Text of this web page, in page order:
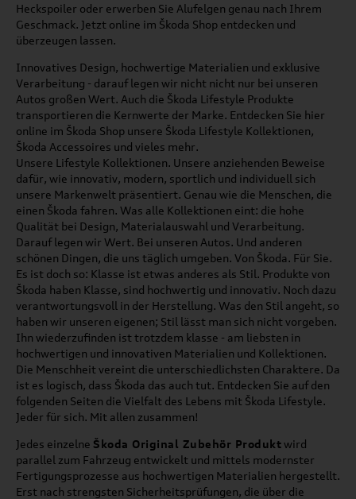
Heckspoiler oder erwerben Sie Alufelgen genau nach Ihrem
Geschmack. Jetzt online im Škoda Shop entdecken und
überzeugen lassen.
Innovatives Design, hochwertige Materialien und exklusive
Verarbeitung - darauf legen wir nicht nicht nur bei unseren
Autos großen Wert. Auch die Škoda Lifestyle Produkte
transportieren die Kernwerte der Marke. Entdecken Sie hier
online im Škoda Shop unsere Škoda Lifestyle Kollektionen,
Škoda Accessoires und vieles mehr.
Unsere Lifestyle Kollektionen. Unsere anziehenden Beweise
dafür, wie innovativ, modern, sportlich und individuell sich
unsere Markenwelt präsentiert. Genau wie die Menschen, die
einen Škoda fahren. Was alle Kollektionen eint: die hohe
Qualität bei Design, Materialauswahl und Verarbeitung.
Darauf legen wir Wert. Bei unseren Autos. Und anderen
schönen Dingen, die uns täglich umgeben. Von Škoda. Für Sie.
Es ist doch so: Klasse ist etwas anderes als Stil. Produkte von
Škoda haben Klasse, sind hochwertig und innovativ. Noch dazu
verantwortungsvoll in der Herstellung. Was den Stil angeht, so
haben wir unseren eigenen; Stil lässt man sich nicht vorgeben.
Ihn wiederzufinden ist trotzdem klasse - am liebsten in
hochwertigen und innovativen Materialien und Kollektionen.
Die Menschheit vereint die unterschiedlichsten Charaktere. Da
ist es logisch, dass Škoda das auch tut. Entdecken Sie auf den
folgenden Seiten die Vielfalt des Lebens mit Škoda Lifestyle.
Jeder für sich. Mit allen zusammen!
Jedes einzelne Škoda Original Zubehör Produktwird
parallel zum Fahrzeug entwickelt und mittels modernster
Fertigungsprozesse aus hochwertigen Materialien hergestellt.
Erst nach strengsten Sicherheitsprüfungen, die über die